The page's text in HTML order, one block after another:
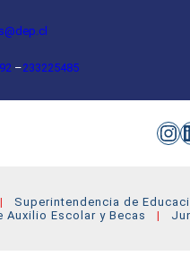
–233225485
Superintendencia de
Auxilio Escolar y Becas